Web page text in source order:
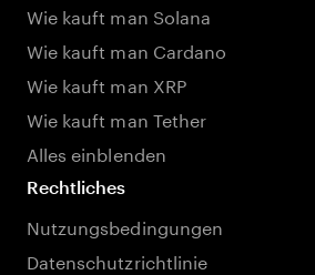
Wie kauft man Solana
Wie kauft man Cardano
Wie kauft man XRP
Wie kauft man Tether
Alles einblenden
Rechtliches
Nutzungsbedingungen
Datenschutzrichtlinie